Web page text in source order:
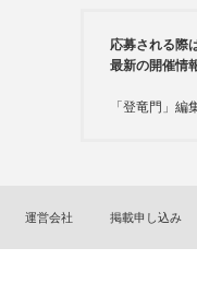
応募される際
最新の開催情
「登竜門」編
運営会社 掲載申し込み